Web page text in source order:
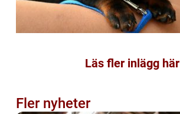
Läs fler inlägg här
Fler nyheter